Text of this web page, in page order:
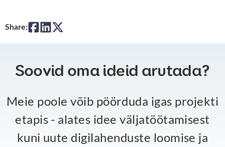
Share:
Soovid oma ideid arutada?
Meie poole võib pöörduda igas projekti
etapis - alates idee väljatöötamisest
kuni uute digilahenduste loomise ja